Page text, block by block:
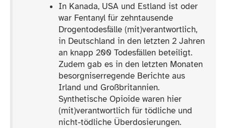
In Kanada, USA und Estland ist oder
war Fentanyl für zehntausende
Drogentodesfälle (mit)verantwortlich,
in Deutschland in den letzten 2 Jahren
an knapp 200 Todesfällen beteiligt.
Zudem gab es in den letzten Monaten
besorgniserregende Berichte aus
Irland und Großbritannien.
Synthetische Opioide waren hier
(mit)verantwortlich für tödliche und
nicht-​tödliche Überdosierungen.